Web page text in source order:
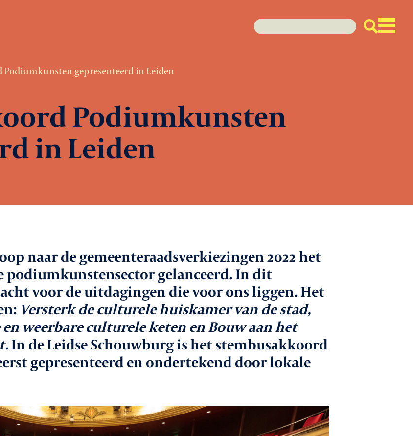
leden
Vacatures
Contact
Podiumkunsten gepresenteerd in Leiden
Podiumkunsten
in Leiden
naar de gemeenteraadsverkiezingen 2022 het
podiumkunstensector gelanceerd. In dit
voor de uitdagingen die voor ons liggen. Het
Versterk de culturele huiskamer van de stad,
weerbare culturele keten en Bouw aan het
In de Leidse Schouwburg is het stembusakkoord
gepresenteerd en ondertekend door lokale